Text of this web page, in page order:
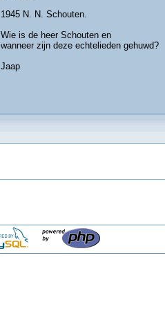
1945 N. N. Schouten.
Wie is de heer Schouten en
wanneer zijn deze echtelieden gehuwd?
Jaap